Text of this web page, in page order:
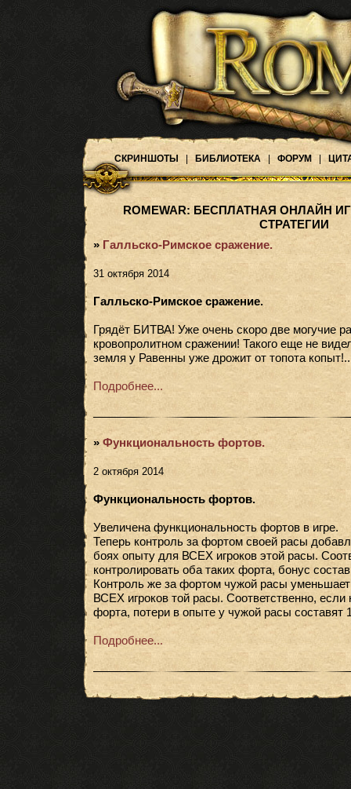
СКРИНШОТЫ БИБЛИОТЕКА ФОРУМ
ROMEWAR: БЕСПЛАТНАЯ ОНЛАЙН
СТРАТЕГИИ
» Галльско-Римское сражение.
31 октября 2014
Галльско-Римское сражение.
Грядёт БИТВА! Уже очень скоро две могучие
кровопролитном сражении! Такого еще не
земля у Равенны уже дрожит от топота
Подробнее...
» Функциональность фортов.
2 октября 2014
Функциональность фортов.
Увеличена функциональность фортов в игре.
Теперь контроль за фортом своей расы
боях опыту для ВСЕХ игроков этой расы.
контролировать оба таких форта, бонус
Контроль же за фортом чужой расы
ВСЕХ игроков той расы. Соответственно, если
форта, потери в опыте у чужой расы составят
Подробнее...